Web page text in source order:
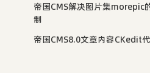
帝国CMS解决图片集morepic
制
帝国CMS8.0文章内容CKedit